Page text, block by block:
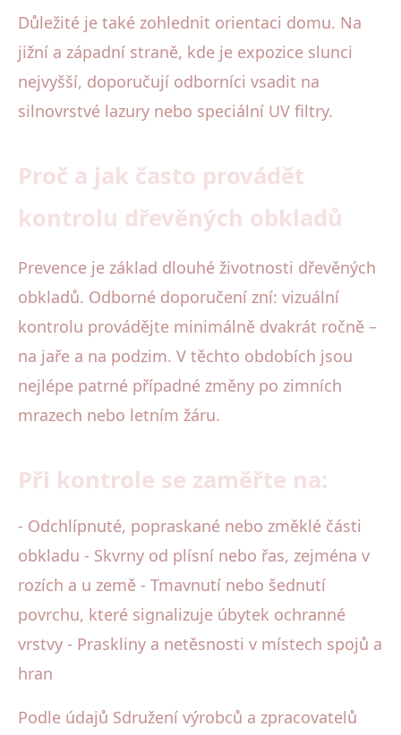
Důležité je také zohlednit orientaci domu. Na
jižní a západní straně, kde je expozice slunci
nejvyšší, doporučují odborníci vsadit na
silnovrstvé lazury nebo speciální UV filtry.
Proč a jak často provádět
kontrolu dřevěných obkladů
Prevence je základ dlouhé životnosti dřevěných
obkladů. Odborné doporučení zní: vizuální
kontrolu provádějte minimálně dvakrát ročně –
na jaře a na podzim. V těchto obdobích jsou
nejlépe patrné případné změny po zimních
mrazech nebo letním žáru.
Při kontrole se zaměřte na:
- Odchlípnuté, popraskané nebo změklé části
obkladu - Skvrny od plísní nebo řas, zejména v
rozích a u země - Tmavnutí nebo šednutí
povrchu, které signalizuje úbytek ochranné
vrstvy - Praskliny a netěsnosti v místech spojů a
hran
Podle údajů Sdružení výrobců a zpracovatelů